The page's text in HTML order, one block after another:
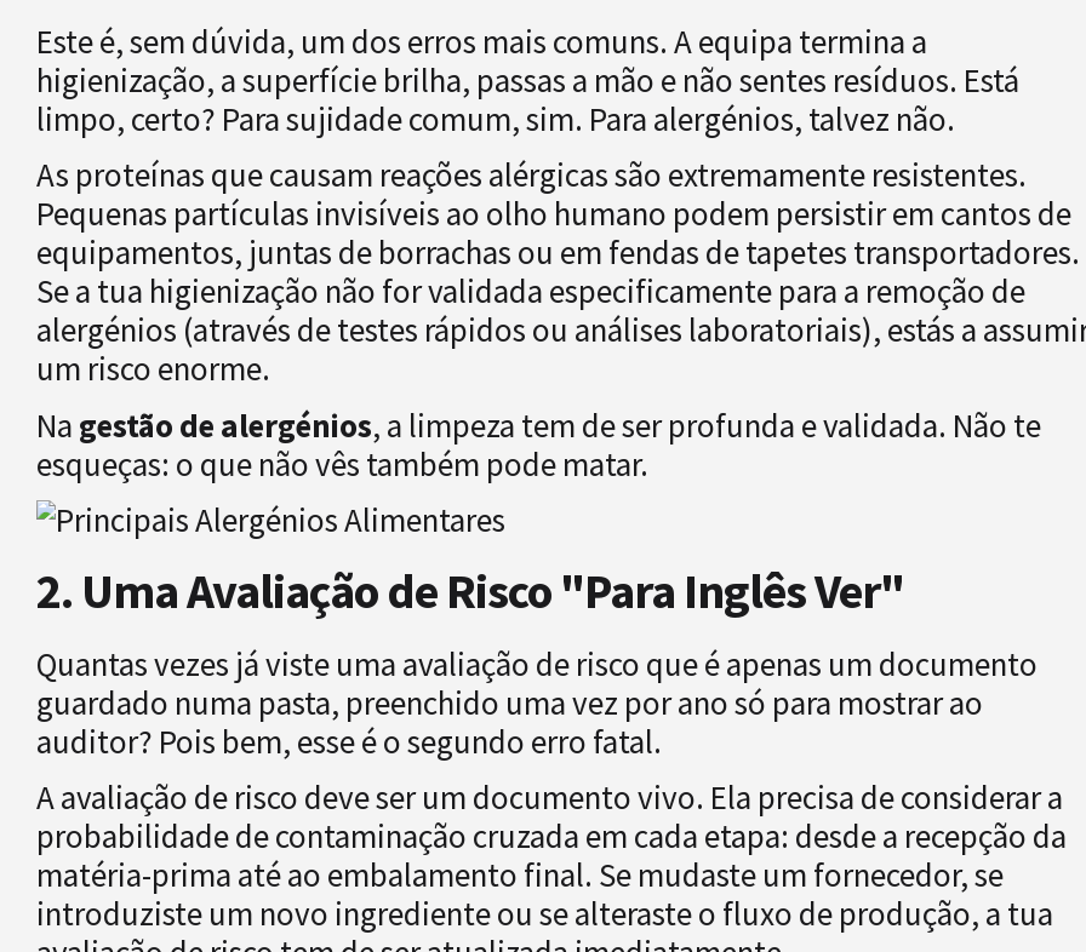
Este é, sem dúvida, um dos erros mais comuns. A equipa termina a
higienização, a superfície brilha, passas a mão e não sentes resíduos. Está
limpo, certo? Para sujidade comum, sim. Para alergénios, talvez não.
As proteínas que causam reações alérgicas são extremamente resistentes.
Pequenas partículas invisíveis ao olho humano podem persistir em cantos de
equipamentos, juntas de borrachas ou em fendas de tapetes transportadores.
Se a tua higienização não for validada especificamente para a remoção de
alergénios (através de testes rápidos ou análises laboratoriais), estás a
um risco enorme.
Na gestão de alergénios, a limpeza tem de ser profunda e validada. Não te
esqueças: o que não vês também pode matar.
2. Uma Avaliação de Risco "Para Inglês Ver"
Quantas vezes já viste uma avaliação de risco que é apenas um documento
guardado numa pasta, preenchido uma vez por ano só para mostrar ao
auditor? Pois bem, esse é o segundo erro fatal.
A avaliação de risco deve ser um documento vivo. Ela precisa de considerar a
probabilidade de contaminação cruzada em cada etapa: desde a recepção da
matéria-prima até ao embalamento final. Se mudaste um fornecedor, se
introduziste um novo ingrediente ou se alteraste o fluxo de produção, a tua